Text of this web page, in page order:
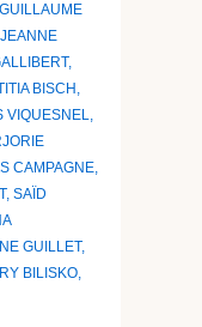
GUILLAUME
JEANNE
,
BISCH ,
VIQUESNEL,
CAMPAGNE,
, SAÏD
GUILLET,
BILISKO,